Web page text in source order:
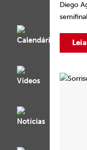
Diego